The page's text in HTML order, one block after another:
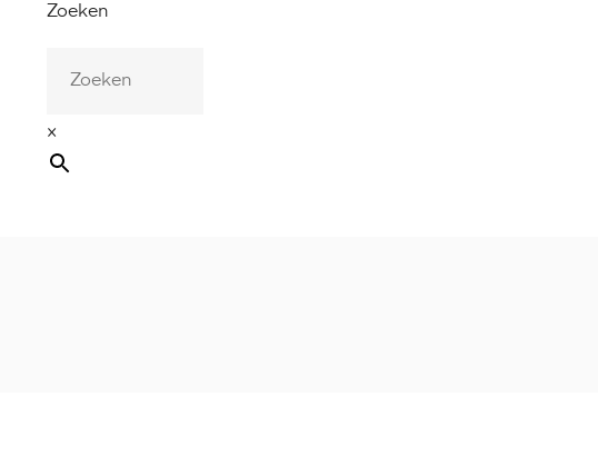
Zoeken
×